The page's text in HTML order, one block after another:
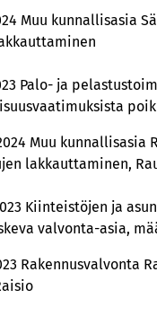
Muu kunnallisasia
Palo- ja
Muu
lakkauttaminen,
Kiinteistöjen ja
valvonta-asia,